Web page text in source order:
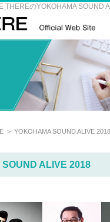
THEREのYOKOHAMA SOUND
> YOKOHAMA SOUND ALIVE 2018
ALIVE 2018